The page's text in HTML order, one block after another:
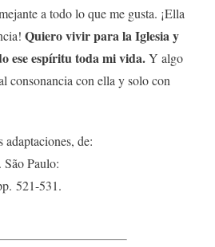
a todo lo que me gusta. ¡Ella
Quiero vivir para la Iglesia y
ese espíritu toda mi vida.Y algo
consonancia con ella y solo con
de:
São Paulo:
521-531.